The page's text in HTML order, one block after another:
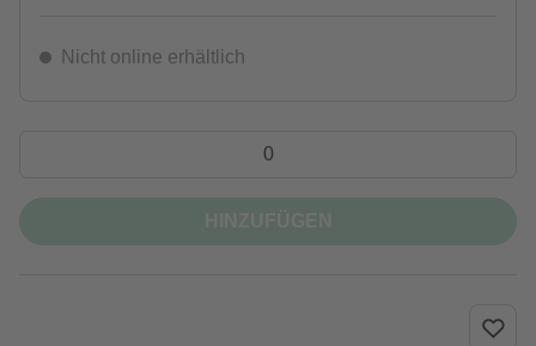
Nicht online erhältlich